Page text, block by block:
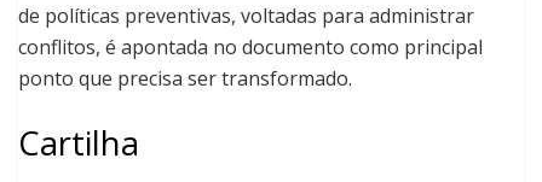
de políticas preventivas, voltadas para administrar
conflitos, é apontada no documento como principal
ponto que precisa ser transformado.
Cartilha